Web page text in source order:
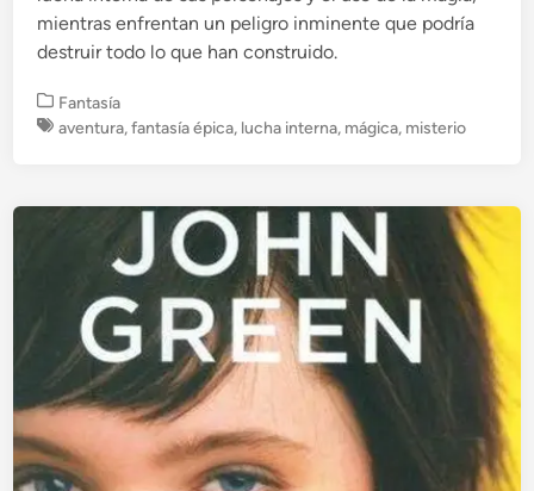
mientras enfrentan un peligro inminente que podría
destruir todo lo que han construido.
P
u
i
e
Fantasía
aventura,fantasía épica, lucha interna, mágica, misterio